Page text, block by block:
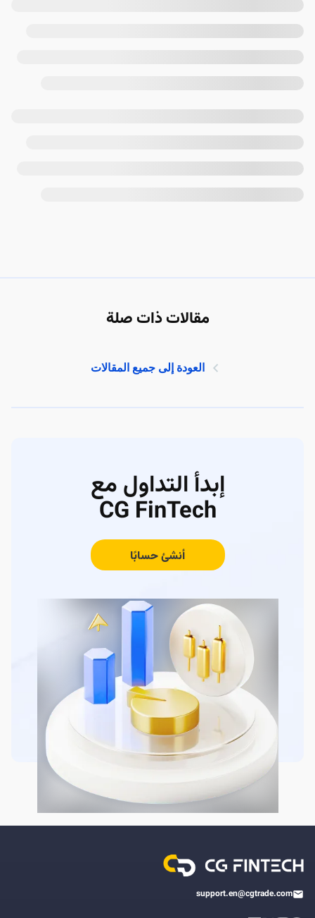
مقالات ذات صلة
العودة إلى جميع المقالات
إبدأ التداول مع
CG FinTech
أنشئ حسابًا
support.en@cgtrade.com